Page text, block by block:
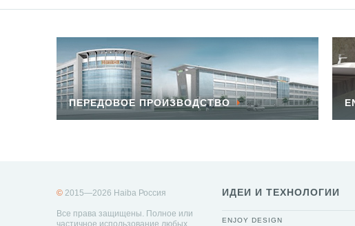
ПЕРЕДОВОЕ ПРОИЗВОДСТВО
© 2015—2026 Haiba Россия
Все права защищены. Полное или
частичное использование любых
ИДЕИ И ТЕХНОЛОГИИ
ENJOY DESIGN